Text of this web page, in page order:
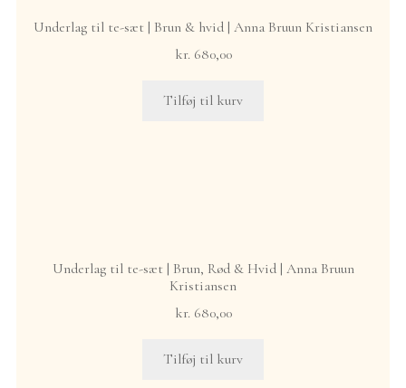
Underlag til te-sæt | Brun & hvid | Anna Bruun Kristiansen
kr.680,00
Tilføj til kurv
Underlag til te-sæt | Brun, Rød & Hvid | Anna Bruun
Kristiansen
kr.680,00
Tilføj til kurv